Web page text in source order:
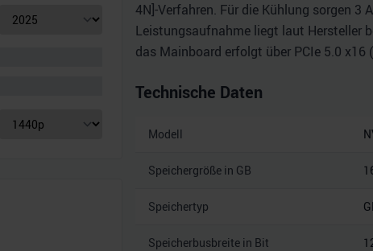
4N]-Verfahren. Für die Kühlung sorgen
Leistungsaufnahme liegt laut Hersteller
das Mainboard erfolgt über PCIe 5.0 x16
Technische Daten
Modell
Speichergröße in GB
Speichertyp
Speicherbusbreite in Bit